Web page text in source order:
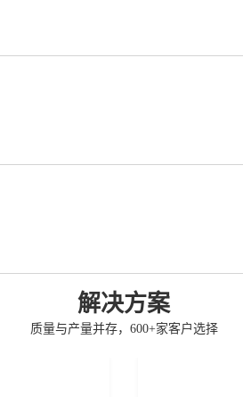
解决方案
质量与产量并存，600+家客户选择